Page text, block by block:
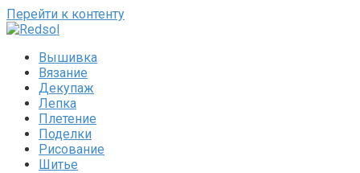
Перейти к контенту
Вышивка
Вязание
Декупаж
Лепка
Плетение
Поделки
Рисование
Шитье